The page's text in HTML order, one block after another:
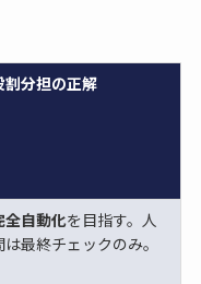
割分担の正解
全自動化を目指す。人
は最終チェックのみ。